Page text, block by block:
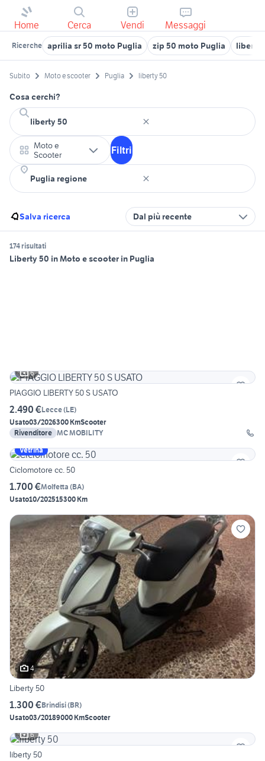
Home Cerca Vendi Messaggi
Ricerche aprilia sr 50 moto Puglia zip 50 moto Puglia liberty
Subito Moto e scooter Puglia liberty 50
Cosa cerchi?
Moto e
Scooter
Filtri
Salva ricerca Dal più recente
174 risultati
Liberty 50 in Moto e scooter in Puglia
6
PIAGGIO LIBERTY 50 S USATO
2.490 €Lecce(LE)
Usato03/2026300 KmScooter
Rivenditore MC MOBILITY
Vetrina
Ciclomotore cc. 50
1.700 €Molfetta (BA)
Usato10/202515300 Km
4
Liberty 50
1.300 €Brindisi(BR)
Usato03/20189000 KmScooter
6
liberty 50